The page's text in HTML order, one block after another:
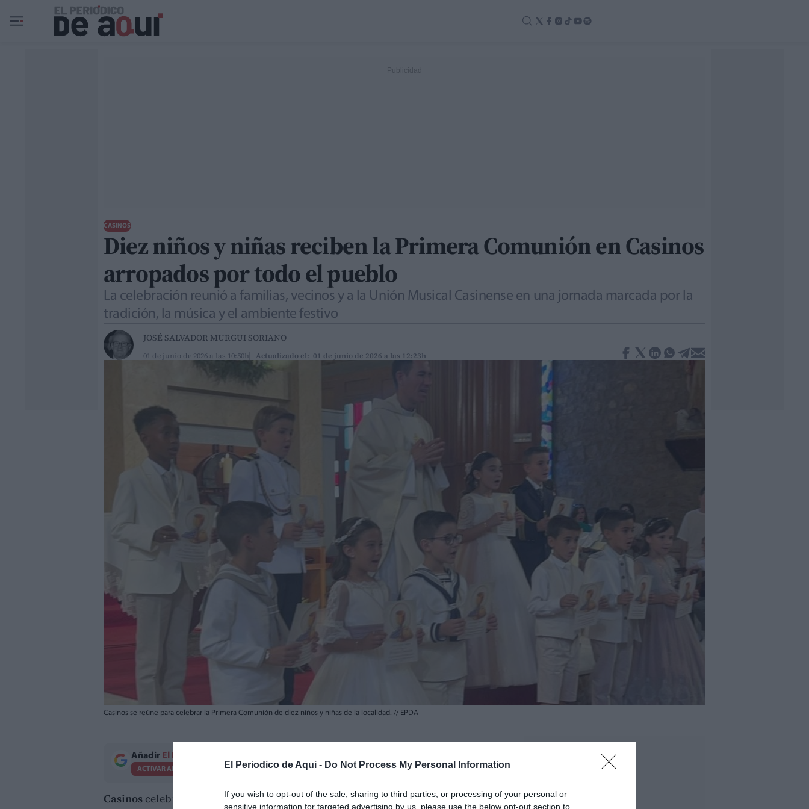
El Periodico de Aqui - Do Not Process My Personal Information
If you wish to opt-out of the sale, sharing to third parties, or processing of your personal or
sensitive information for targeted advertising by us, please use the below opt-out section to
Ir al contenido principal
CASINOS
Diez niños y niñas reciben la Primera Comunión en Casinos
arropados por todo el pueblo
La celebración reunió a familias, vecinos y a la Unión Musical Casinense en una jornada marcada por la
tradición, la música y el ambiente festivo
JOSÉ SALVADOR MURGUI SORIANO
01 de junio de 2026 a las 10:50h Actualizado el: 01 de junio de 2026 a las 12:23h
Casinos se reúne para celebrar la Primera Comunión de diez niños y niñas de la localidad. // EPDA
Añadir El Periodico de Aquí
ACTIVAR AHORA
Casinos celebró este domingo una de sus jornadas más tradicionales conla